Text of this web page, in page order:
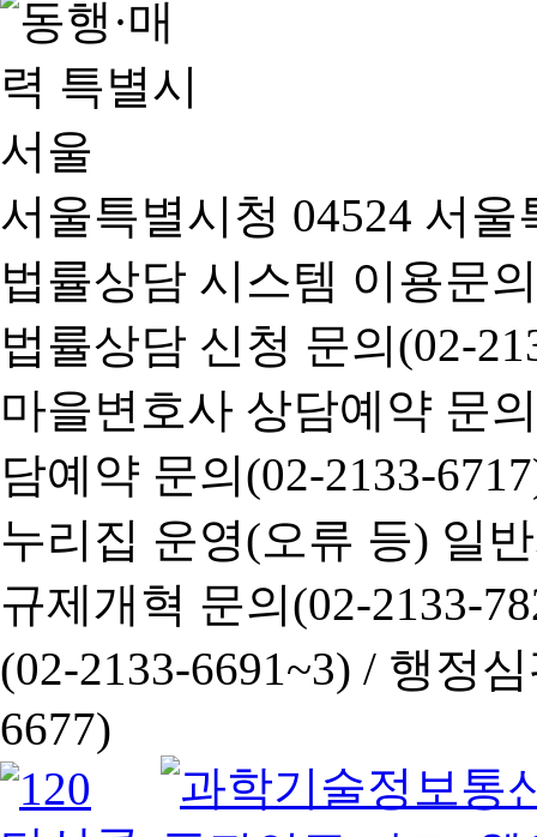
서울특별시청 04524 서
법률상담 시스템 이용문
법률상담 신청 문의(02-
마을변호사 상담예약 문
담예약 문의(02-2133-
누리집 운영(오류 등) 일
규제개혁 문의(02-2133-
(02-2133-6691~3) / 행정심
6677)